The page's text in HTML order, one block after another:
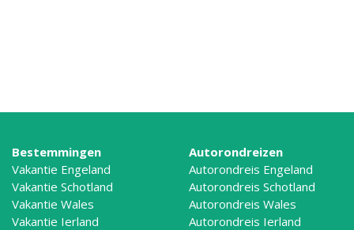
Bestemmingen
Vakantie Engeland
Vakantie Schotland
Vakantie Wales
Vakantie Ierland
Autorondreizen
Autorondreis Engeland
Autorondreis Schotland
Autorondreis Wales
Autorondreis Ierland